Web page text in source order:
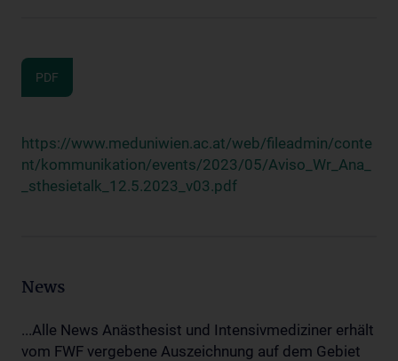
PDF
https://www.meduniwien.ac.at/web/fileadmin/conte
nt/kommunikation/events/2023/05/Aviso_Wr_Ana_
_sthesietalk_12.5.2023_v03.pdf
News
...Alle News Anästhesist und Intensivmediziner erhält
vom FWF vergebene Auszeichnung auf dem Gebiet